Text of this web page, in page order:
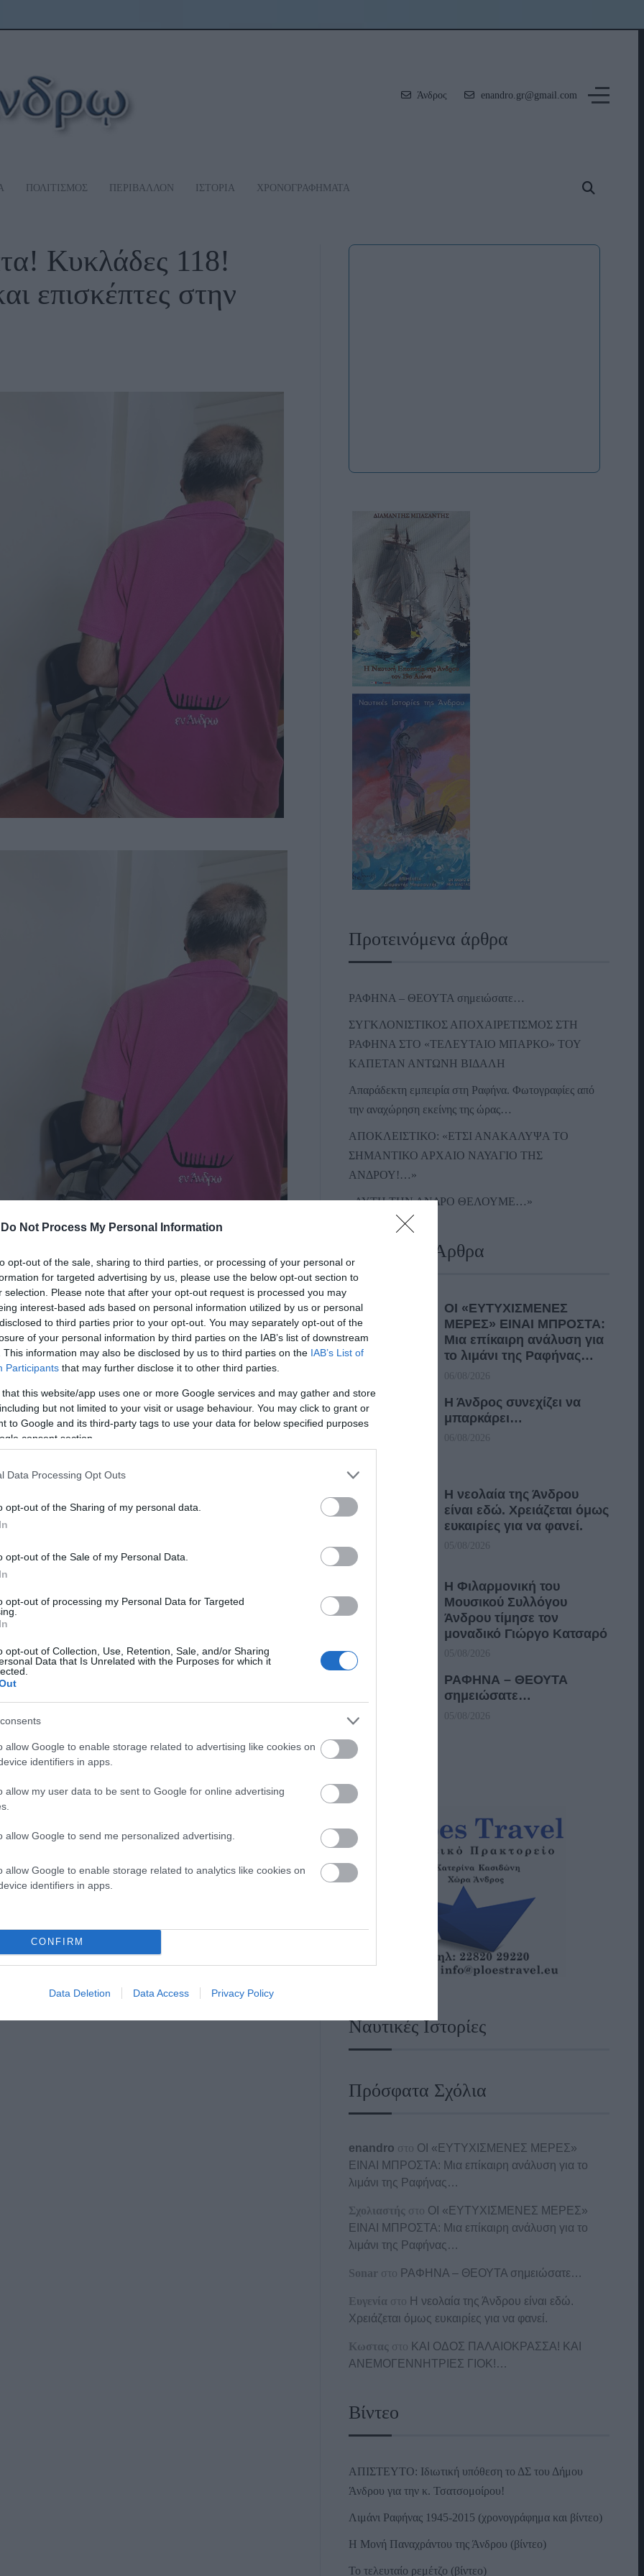
Do Not Process My Personal Information
opt-out of the sale, sharing to third parties, or processing of your personal or
for targeted advertising by us, please use the below opt-out section to
selection. Please note that after your opt-out request is processed you may
interest-based ads based on personal information utilized by us or personal
to third parties prior to your opt-out. You may separately opt-out of the
of your personal information by third parties on the IAB’s list of downstream
This information may also be disclosed by us to third parties on the IAB’s List of
Participants that may further disclose it to other third parties.
that this website/app uses one or more Google services and may gather and store
but not limited to your visit or usage behaviour. You may click to grant or
to Google and its third-party tags to use your data for below specified purposes
consent section.
Data Processing Opt Outs
opt-out of the Sharing of my personal data.
opt-out of the Sale of my Personal Data.
opt-out of processing my Personal Data for Targeted
opt-out of Collection, Use, Retention, Sale, and/or Sharing
Data that Is Unrelated with the Purposes for which it
allow Google to enable storage related to advertising like cookies on
identifiers in apps.
allow my user data to be sent to Google for online advertising
allow Google to send me personalized advertising.
allow Google to enable storage related to analytics like cookies on
identifiers in apps.
CONFIRM
Data Deletion Data Access Privacy Policy
Άνδρος enandro.gr@gmail.com
ΠΟΛΙΤΙΣΜΟΣ ΠΕΡΙΒΑΛΛΟΝ ΙΣΤΟΡΙΑ ΧΡΟΝΟΓΡΑΦΗΜΑΤΑ
Κυκλάδες 118!
επισκέπτες στην
Οι νέοι έρχονταν με την συνοδεία γονέα που υπέγραφε
τον εμβολιασμό του παιδιού τους.
Αναφέρθηκαν όμως 118 κρούσματα στις
Π.Ε. Θήρας, 3 κρούσματα στην Π.Ε. Μήλου, 24
28 κρούσματα στην Π.Ε. Πάρου, 5 κρούσματα
στο Κέντρο Υγείας Άνδρου. Εμβολιάζονται νέοι
με απλό ραντεβού μπορούν να εμβολιαστούν
ραντεβού.
σημειώνονται με *
τον πλοηγό για την επόμενη φορά που θα σχολιάσω.
Προτεινόμενα άρθρα
ΡΑΦΗΝΑ – ΘΕΟΥΤΑ σημειώσατε…
ΣΥΓΚΛΟΝΙΣΤΙΚΟΣ ΑΠΟΧΑΙΡΕΤΙΣΜΟΣ ΣΤΗ
ΡΑΦΗΝΑ ΣΤΟ «ΤΕΛΕΥΤΑΙΟ ΜΠΑΡΚΟ» ΤΟΥ
ΚΑΠΕΤΑΝ ΑΝΤΩΝΗ ΒΙΔΑΛΗ
Απαράδεκτη εμπειρία στη Ραφήνα. Φωτογραφίες από
την αναχώρηση εκείνης της ώρας…
ΑΠΟΚΛΕΙΣΤΙΚΟ: «ΕΤΣΙ ΑΝΑΚΑΛΥΨΑ ΤΟ
ΣΗΜΑΝΤΙΚΟ ΑΡΧΑΙΟ ΝΑΥΑΓΙΟ ΤΗΣ
ΑΝΔΡΟΥ!…»
«ΑΥΤΗ ΤΗΝ ΑΝΔΡΟ ΘΕΛΟΥΜΕ…»
Πρόσφατα Άρθρα
ΟΙ «ΕΥΤΥΧΙΣΜΕΝΕΣ
ΜΕΡΕΣ» ΕΙΝΑΙ ΜΠΡΟΣΤΑ:
Μια επίκαιρη ανάλυση για
το λιμάνι της Ραφήνας…
06/08/2026
Η Άνδρος συνεχίζει να
μπαρκάρει…
06/08/2026
Η νεολαία της Άνδρου
είναι εδώ. Χρειάζεται όμως
ευκαιρίες για να φανεί.
05/08/2026
Η Φιλαρμονική του
Μουσικού Συλλόγου
Άνδρου τίμησε τον
μοναδικό Γιώργο Κατσαρό
05/08/2026
ΡΑΦΗΝΑ – ΘΕΟΥΤΑ
σημειώσατε…
05/08/2026
Ναυτικές Ιστορίες
Πρόσφατα Σχόλια
enandro στο ΟΙ «ΕΥΤΥΧΙΣΜΕΝΕΣ ΜΕΡΕΣ»
ΕΙΝΑΙ ΜΠΡΟΣΤΑ: Μια επίκαιρη ανάλυση για το
λιμάνι της Ραφήνας…
Σχολιαστής στο ΟΙ «ΕΥΤΥΧΙΣΜΕΝΕΣ ΜΕΡΕΣ»
ΕΙΝΑΙ ΜΠΡΟΣΤΑ: Μια επίκαιρη ανάλυση για το
λιμάνι της Ραφήνας…
Sonar στο ΡΑΦΗΝΑ – ΘΕΟΥΤΑ σημειώσατε…
Ευγενία στο Η νεολαία της Άνδρου είναι εδώ.
Χρειάζεται όμως ευκαιρίες για να φανεί.
Κωστας στο ΚΑΙ ΟΔΟΣ ΠΑΛΑIΟΚΡΑΣΣΑ! ΚΑΙ
ΑΝΕΜΟΓΕΝΝΗΤΡΙΕΣ ΓΙΟΚ!…
Βίντεο
ΑΠΙΣΤΕΥΤΟ: Ιδιωτική υπόθεση το ΔΣ του Δήμου
Άνδρου για την κ. Τσατσομοίρου!
Λιμάνι Ραφήνας 1945-2015 (χρονογράφημα και βίντεο)
Η Μονή Παναχράντου της Άνδρου (βίντεο)
Το τελευταίο ρεμέτζο (βίντεο)